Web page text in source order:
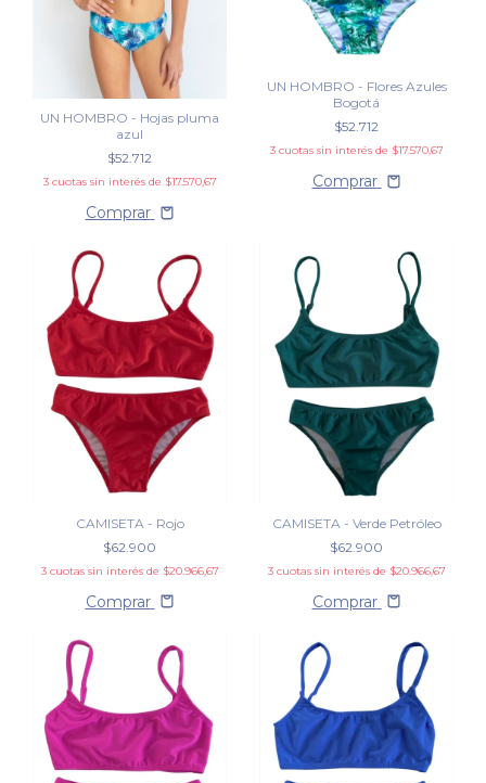
UN HOMBRO - Hojas pluma
azul
$52.712
3 cuotas sin interés de $17.570,67
Comprar
UN HOMBRO - Flores Azules
Bogotá
$52.712
3 cuotas sin interés de $17.570,67
Comprar
CAMISETA - Rojo
$62.900
3 cuotas sin interés de $20.966,67
Comprar
CAMISETA - Verde Petróleo
$62.900
3 cuotas sin interés de $20.966,67
Comprar